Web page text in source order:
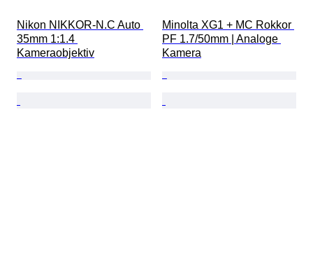
Nikon NIKKOR-N.C Auto
35mm 1:1.4
Kameraobjektiv
Minolta XG1 + MC Rokkor
PF 1.7/50mm | Analoge
Kamera